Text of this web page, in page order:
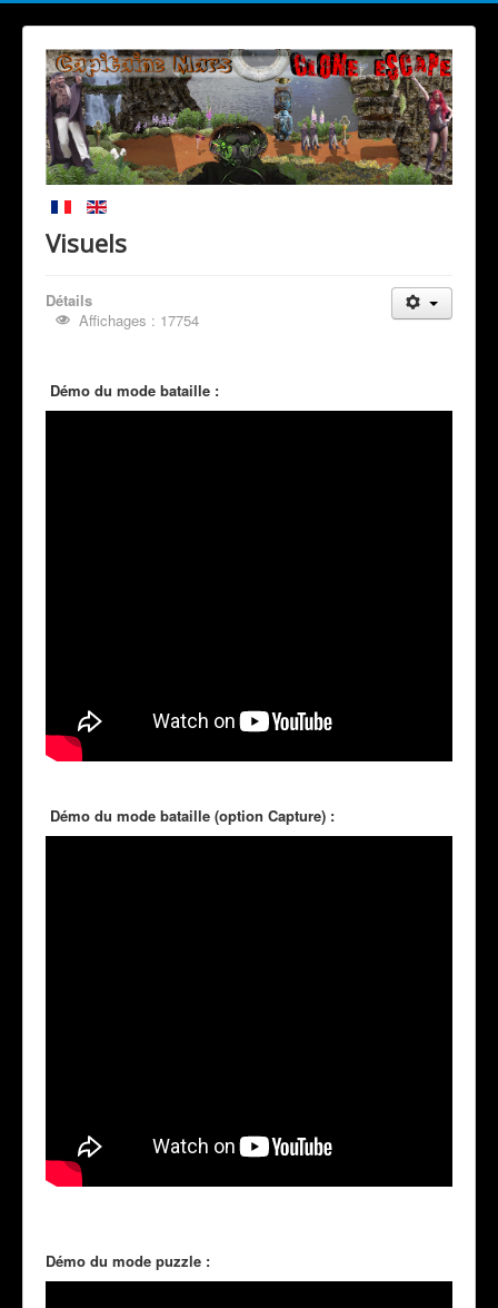
Visuels
Détails
Affichages : 17754
Démo du mode bataille :
Démo du mode bataille (option Capture) :
Démo du mode puzzle :